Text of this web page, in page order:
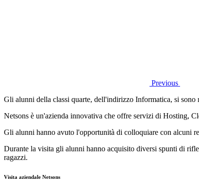
Previous
Gli alunni della classi quarte, dell'indirizzo Informatica, si sono
Netsons è un'azienda innovativa che offre servizi di Hosting,
Gli alunni hanno avuto l'opportunità di colloquiare con alcuni
Durante la visita gli alunni hanno acquisito diversi spunti di
ragazzi.
Visita aziendale Netsons